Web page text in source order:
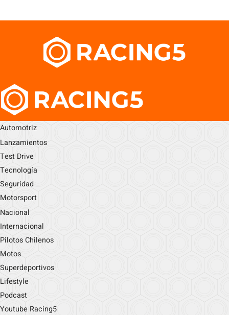
Automotriz
Lanzamientos
Test Drive
Tecnología
Seguridad
Motorsport
Nacional
Internacional
Pilotos Chilenos
Motos
Superdeportivos
Lifestyle
Podcast
Youtube Racing5